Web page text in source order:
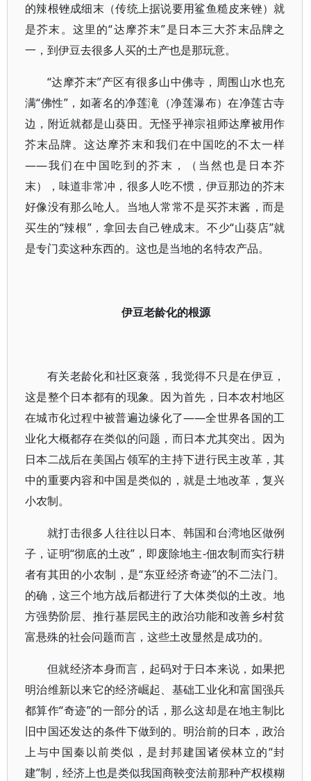
的辣根锉成细末（传统上据说要用鲨鱼糙皮来锉）就
是芥末。这里的“达摩芥末”是日本三大芥末品牌之
一，到伊豆去很多人买的土产也是那玩意。
“达摩芥末”产区有很多山中佛寺，周围山水也充
满“佛性”，如著名的净莲滝（净莲瀑布）在净莲古寺
边，附近就都是山葵田。无怪乎禅宗祖师达摩被用作
芥末品牌。这达摩芥末和我们在中国吃的不太一样
——我们在中国吃到的芥末，（当然也是日本芥
末），味道非常冲，很多人吃不惯，伊豆那边的芥末
好像没有那么呛人。当地人常常不是买芥末酱，而是
买生的“辣根”，拿回去自己锉成末。不少“山葵店”就
是专门卖这种东西的。这也是当地的名特农产品。
伊豆老龄化的根源
有关老龄化和社区衰落，我觉得不只是在伊豆，
这是整个日本都有的现象。因为首先，日本农村地区
在城市化过程中被普遍边缘化了——全世界各国的工
业化大概都存在类似的问题，而日本尤其突出。因为
日本二战后在美国占领军的主持下进行民主改革，其
中的重要内容和中国是类似的，就是土地改革，复兴
小农制。
就打击很多人往往以日本、韩国和台湾地区做例
子，证明“彻底的土改”，即废除地主-佃农制而实行耕
者有其田的小农制，是“东亚经济奇迹”的不二法门。
的确，这三个地方战后都进行了大体类似的土改。地
方强势阶层、推行基层民主的政治功能和改善乡村贫
富悬殊的社会问题而言，这些土改显然是成功的。
但就经济本身而言，起码对于日本来说，如果把
明治维新以来它的经济崛起、基础工业化和富国强兵
都算作“奇迹”的一部分的话，那么这却是在地主制比
旧中国还发达的条件下做到的。明治前的日本，政治
上与中国秦以前类似，是封邦建国诸侯林立的“封
建”制，经济上也是类似我国商鞅变法前那种产权模糊